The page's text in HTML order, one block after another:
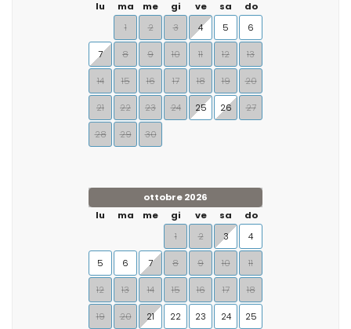
lu
ma me gi ve sa
do
1
2 3 4 5 6
7 8 9 10 11 12 13
14 15 16 17 18 19 20
21 22 23 24 25 26 27
28 29 30
ottobre 2026
lu
ma me gi ve sa
do
1
2 3 4
5 6 7 8 9 10 11
12 13 14 15 16 17 18
19 20 21 22 23 24 25